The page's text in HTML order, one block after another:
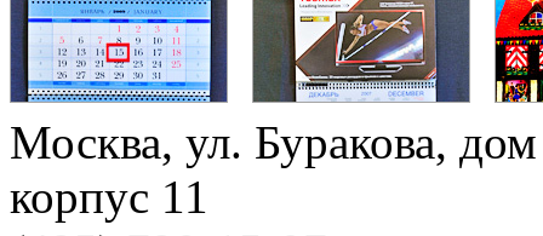
Москва, ул. Буракова,
корпус 11